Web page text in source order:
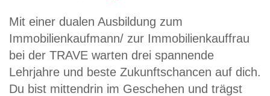
Mit einer dualen Ausbildung zum
Immobilienkaufmann/ zur Immobilienkauffrau
bei der TRAVE warten drei spannende
Lehrjahre und beste Zukunftschancen auf dich.
Du bist mittendrin im Geschehen und trägst